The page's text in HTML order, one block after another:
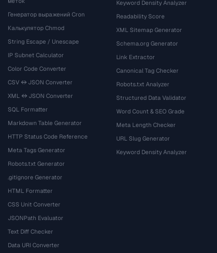
Генератор выражений Cron
Калькулятор Chmod
String Escape / Unescape
IP Subnet Calculator
Color Code Converter
CSV ↔ JSON Converter
XML ↔ JSON Converter
SQL Formatter
Markdown Table Generator
HTTP Status Code Reference
Meta Tags Generator
Robots.txt Generator
.gitignore Generator
HTML Formatter
CSS Unit Converter
JSONPath Evaluator
Text Diff Checker
Data URI Converter
Keyword Density Analyzer
Readability Score
XML Sitemap Generator
Schema.org Generator
Link Extractor
Canonical Tag Checker
Robots.txt Analyzer
Structured Data Validator
Word Count & SEO Grade
Meta Length Checker
URL Slug Generator
Keyword Density Analyzer